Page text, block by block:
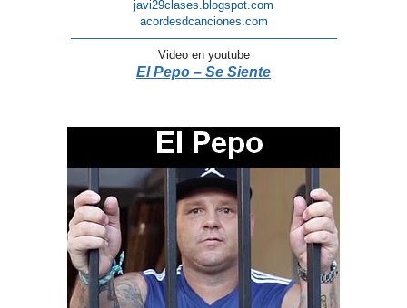
javi29clases.blogspot.com
acordesdcanciones.com
——————————————————————–
Video en youtube
El Pepo – Se Siente